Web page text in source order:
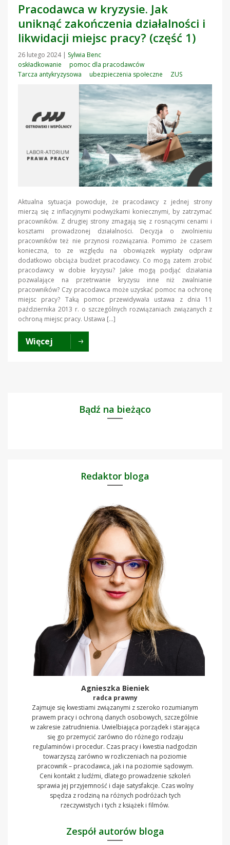
Pracodawca w kryzysie. Jak
uniknąć zakończenia działalności i
likwidacji miejsc pracy? (część 1)
26 lutego 2024 | Sylwia Benc
oskładkowanie
pomoc dla pracodawców
Tarcza antykryzysowa
ubezpieczenia społeczne ZUS
Aktualna sytuacja powoduje, że pracodawcy z jednej strony
mierzą się z inflacyjnymi podwyżkami koniecznymi, by zatrzymać
pracowników. Z drugiej strony zmagają się z rosnącymi cenami i
kosztami prowadzonej działalności. Decyzja o zwolnieniu
pracowników też nie przynosi rozwiązania. Pomimo że czasem
konieczna, to ze względu na obowiązek wypłaty odpraw
dodatkowo obciąża budżet pracodawcy. Co mogą zatem zrobić
pracodawcy w dobie kryzysu? Jakie mogą podjąć działania
pozwalające na przetrwanie kryzysu inne niż zwalnianie
pracowników? Czy pracodawca może uzyskać pomoc na ochronę
miejsc pracy? Taką pomoc przewidywała ustawa z dnia 11
października 2013 r. o szczególnych rozwiązaniach związanych z
ochroną miejsc pracy. Ustawa […]
Więcej
Bądź na bieżąco
Redaktor bloga
Agnieszka Bieniek
radca prawny
Zajmuje się kwestiami związanymi z szeroko rozumianym
prawem pracy i ochroną danych osobowych, szczególnie
w zakresie zatrudnienia. Uwielbiająca porządek i starająca
się go przemycić zarówno do różnego rodzaju
regulaminów i procedur. Czas pracy i kwestia nadgodzin
towarzyszą zarówno w rozliczeniach na poziomie
pracownik – pracodawca, jak i na poziomie sądowym.
Ceni kontakt z ludźmi, dlatego prowadzenie szkoleń
sprawia jej przyjemność i daje satysfakcje. Czas wolny
spędza z rodziną na różnych podróżach tych
rzeczywistych i tych z książek i filmów.
Zespół autorów bloga